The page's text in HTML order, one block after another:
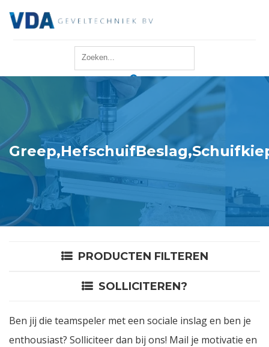
Reparatie
Onderhoud
Merken
Producten
Offerte
Login
PRODUCTEN FILTEREN
SOLLICITEREN?
Ben jij die teamspeler met een sociale inslag en ben je
enthousiast? Solliciteer dan bij ons! Mail je motivatie en